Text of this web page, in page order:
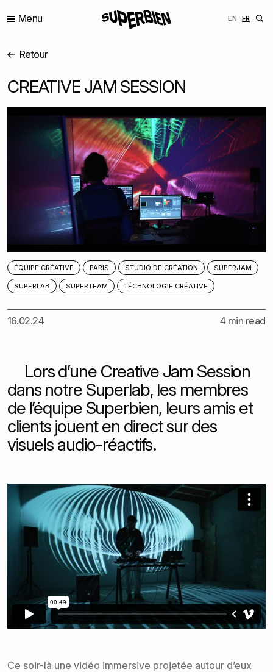
EN ENGLISH
FR
Menu
Retour
CREATIVE JAM SESSION
ÉQUIPE CRÉATIVE PARIS STUDIO DE CRÉATION SUPERJAM
SUPERLAB SUPERTEAM TÉCHNOLOGIE CRÉATIVE
16.02.24 4 min read
Lors d’une Creative Jam Session
dans notre Superlab, les membres
de l’équipe Superbien, leurs amis et
clients jouent en direct sur des
visuels audio-réactifs.
Ce soir-là une vidéo immersive projetée autour d’eux